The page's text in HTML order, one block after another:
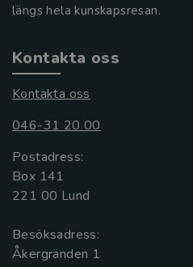
längs hela kunskapsresan.
Kontakta oss
Kontakta oss
046-31 20 00
Postadress:
Box 141
221 00 Lund
Besöksadress:
Åkergränden 1